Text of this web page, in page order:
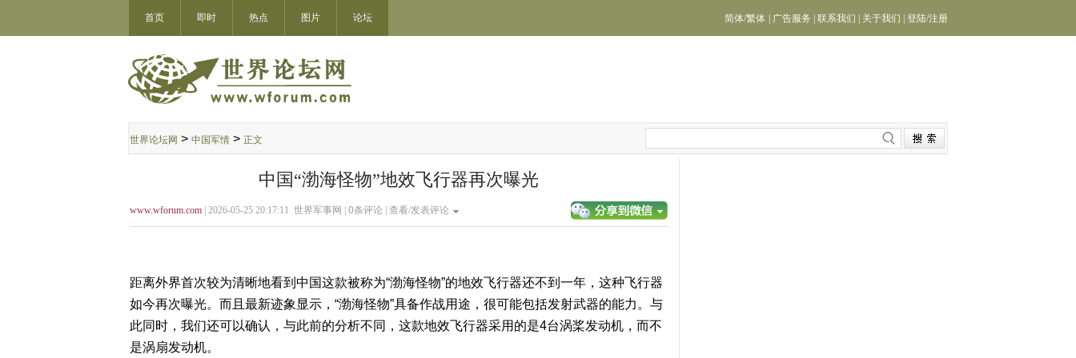
首页 即时 热点 图片 论坛 简体/繁体 广告服务 联系我们 关于我们 登陆/注册
世界论坛网 > 中国军情 > 正文
中国“渤海怪物”地效飞行器再次曝光
www.wforum.com | 2026-05-25 20:17:11 世界军事网 | 0条评论 | 查看/发表评论
距离外界首次较为清晰地看到中国这款被称为“渤海怪物”的地效飞行器还不到一年，这种飞行器
如今再次曝光。而且最新迹象显示，“渤海怪物”具备作战用途，很可能包括发射武器的能力。与
此同时，我们还可以确认，与此前的分析不同，这款地效飞行器采用的是4台涡桨发动机，而不
是涡扇发动机。